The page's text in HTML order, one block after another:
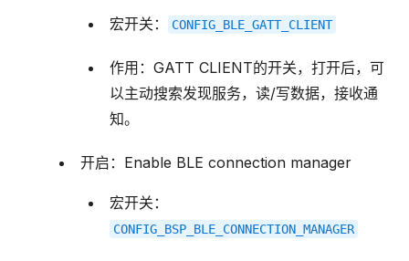
宏开关： CONFIG_BLE_GATT_CLIENT
作用：GATT CLIENT的开关，打开后，可
以主动搜索发现服务，读/写数据，接收通
知。
开启：Enable BLE connection manager
宏开关：
CONFIG_BSP_BLE_CONNECTION_MANAGER